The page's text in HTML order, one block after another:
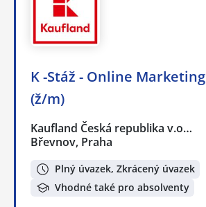
K -Stáž - Online Marketing
(ž/m)
Kaufland Česká republika v.o…
Břevnov, Praha
Plný úvazek, Zkrácený úvazek
Vhodné také pro absolventy